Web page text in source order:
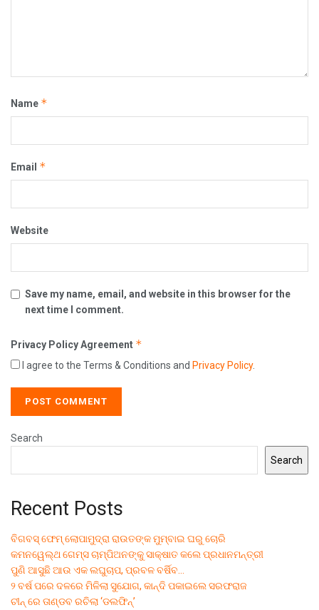
Name *
Email *
Website
Save my name, email, and website in this browser for the
next time I comment.
Privacy Policy Agreement *
I agree to the Terms & Conditions and Privacy Policy.
Search
Search
Recent Posts
ବିଗବସ୍ ଫେମ୍ ଲୋପାମୁଦ୍ରା ରାଉତଙ୍କ ମୁମ୍ବାଇ ଘରୁ ଚୋରି
କମନୱେଲ୍ଥ ଗେମ୍ସ ଚାମ୍ପିଅନଙ୍କୁ ସାକ୍ଷାତ କଲେ ପ୍ରଧାନମନ୍ତ୍ରୀ
ପୁଣି ଆସୁଛି ଆଉ ଏକ ଲଘୁଚାପ, ପ୍ରବଳ ବର୍ଷିବ…
୨ ବର୍ଷ ପରେ ଦଳରେ ମିଳିଲା ସୁଯୋଗ, କାନ୍ଦି ପକାଇଲେ ସରଫରାଜ
ଚୀନ୍ ରେ ତାଣ୍ଡବ ରଚିଲା ‘ଡଲଫିନ୍’